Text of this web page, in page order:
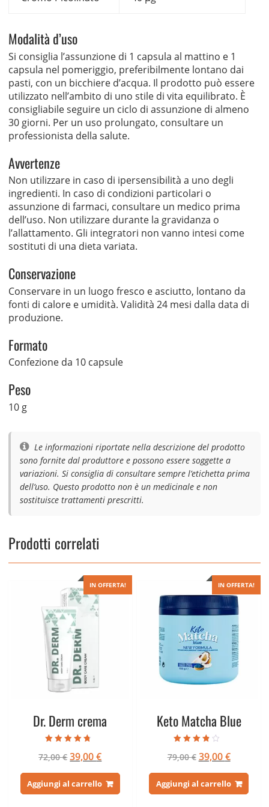
Modalità d’uso
Si consiglia l’assunzione di 1 capsula al mattino e 1
capsula nel pomeriggio, preferibilmente lontano dai
pasti, con un bicchiere d’acqua. Il prodotto può essere
utilizzato nell’ambito di uno stile di vita equilibrato. È
consigliabile seguire un ciclo di assunzione di almeno
30 giorni. Per un uso prolungato, consultare un
professionista della salute.
Avvertenze
Non utilizzare in caso di ipersensibilità a uno degli
ingredienti. In caso di condizioni particolari o
assunzione di farmaci, consultare un medico prima
dell’uso. Non utilizzare durante la gravidanza o
l’allattamento. Gli integratori non vanno intesi come
sostituti di una dieta variata.
Conservazione
Conservare in un luogo fresco e asciutto, lontano da
fonti di calore e umidità. Validità 24 mesi dalla data di
produzione.
Formato
Confezione da 10 capsule
Peso
10 g
Le informazioni riportate nella descrizione del prodotto
sono fornite dal produttore e possono essere soggette a
variazioni. Si consiglia di consultare sempre l’etichetta prima
dell’uso. Questo prodotto non è un medicinale e non
sostituisce trattamenti prescritti.
Prodotti correlati
IN OFFERTA!
Dr. Derm crema
4.43
su 5
72,00€Il
originale
era:
39,00€Il
attuale
è:
Aggiungi al carrello
IN OFFERTA!
Keto Matcha Blue
3.50
su 5
79,00€ Il
originale
era:
39,00€Il
attuale
è:
Aggiungi al carrello